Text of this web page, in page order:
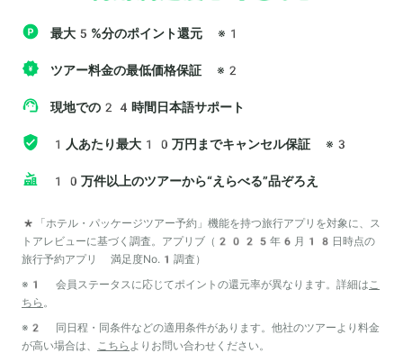
最大5%分のポイント還元 ※1
ツアー料金の最低価格保証 ※2
現地での24時間日本語サポート
1人あたり最大10万円までキャンセル保証 ※3
10万件以上のツアーから“えらべる”品ぞろえ
*「ホテル・パッケージツアー予約」機能を持つ旅行アプリを対象に、ス
トアレビューに基づく調査。アプリブ（2025年6月18日時点の
旅行予約アプリ 満足度No.1調査）
※1 会員ステータスに応じてポイントの還元率が異なります。詳細は こ
ちら 。
※2 同日程・同条件などの適用条件があります。他社のツアーより料金
が高い場合は、
こちら よりお問い合わせください。